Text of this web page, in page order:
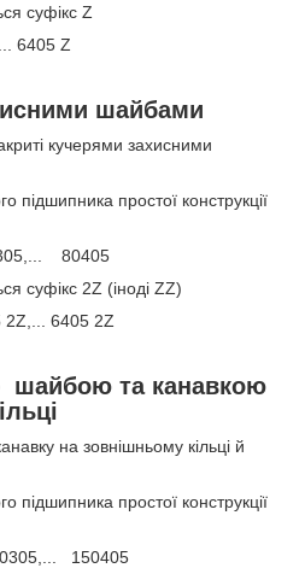
суфікс Z
6405 Z
шайбами
кучерями захисними
підшипника простої конструкції
80405
суфікс 2Z (іноді ZZ)
2Z,... 6405 2Z
шайбою та канавкою
на зовнішньому кільці й
підшипника простої конструкції
150405